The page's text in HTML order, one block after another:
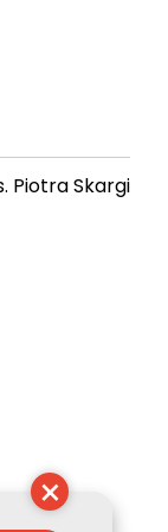
Piotra Skargi
×